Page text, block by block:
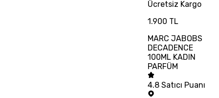
Ücretsiz Kargo
1.900 TL
MARC JABOBS
DECADENCE
100ML KADIN
PARFÜM
4.8 Satıcı Puanı